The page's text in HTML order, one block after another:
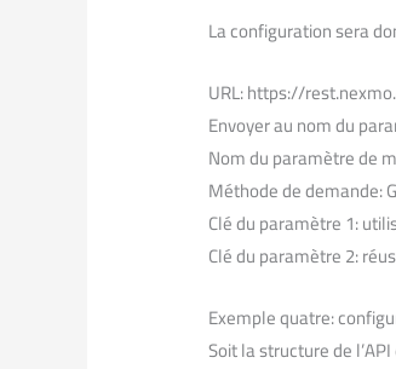
La configuration sera
URL: https://
Envoyer au nom du
Nom du paramètre de
Méthode de demande:
Clé du paramètre 1:
Clé du paramètre 2:
Exemple quatre:
Soit la structure de